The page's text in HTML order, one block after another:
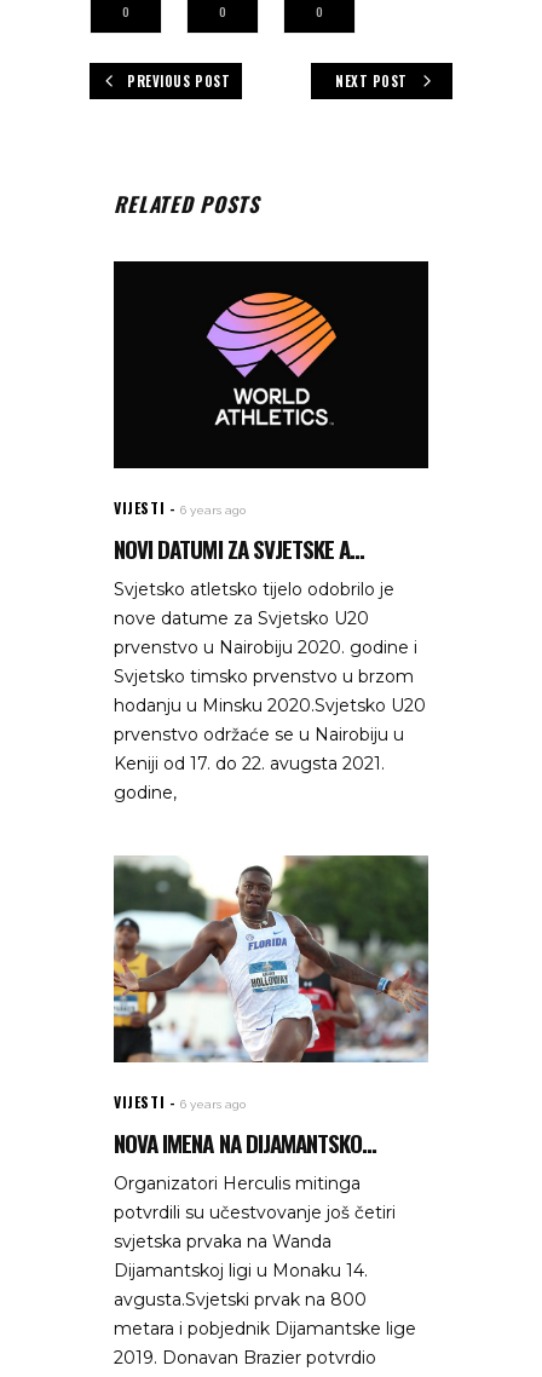
0
0
0
PREVIOUS POST NEXT POST
RELATED POSTS
VIJESTI 6 years ago
NOVI DATUMI ZA SVJETSKE A...
Svjetsko atletsko tijelo odobrilo je
nove datume za Svjetsko U20
prvenstvo u Nairobiju 2020. godine i
Svjetsko timsko prvenstvo u brzom
hodanju u Minsku 2020.Svjetsko U20
prvenstvo održaće se u Nairobiju u
Keniji od 17. do 22. avugsta 2021.
godine,
VIJESTI 6 years ago
NOVA IMENA NA DIJAMANTSKO...
Organizatori Herculis mitinga
potvrdili su učestvovanje još četiri
svjetska prvaka na Wanda
Dijamantskoj ligi u Monaku 14.
avgusta.Svjetski prvak na 800
metara i pobjednik Dijamantske lige
2019. Donavan Brazier potvrdio